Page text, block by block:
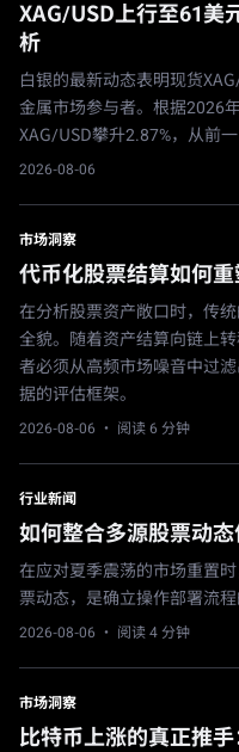
XAG/USD上行至61美
析
白银的最新动态表明现货
金属市场参与者。根据2026
XAG/USD攀升2.87%，从前
2026-08-06
市场洞察
代币化股票结算如何
在分析股票资产敞口时，传
全貌。随着资产结算向链上
者必须从高频市场噪音中过
据的评估框架。
2026-08-06 · 阅读 6 分钟
行业新闻
如何整合多源股票动
在应对夏季震荡的市场重置
票动态，是确立操作部署流程
2026-08-06 · 阅读 4 分钟
市场洞察
比特币上涨的真正推